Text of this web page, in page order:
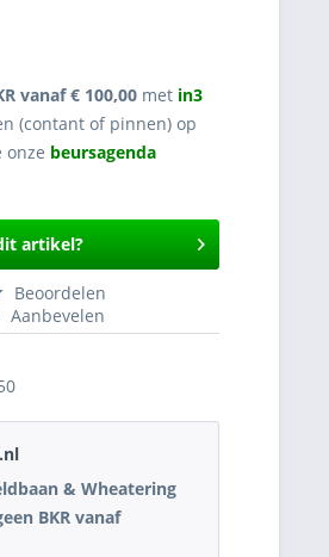
vanaf € 100,00 met in3
(contant of pinnen) op
onze beursagenda
artikel?
Beoordelen
Aanbevelen
& Wheatering
BKR vanaf